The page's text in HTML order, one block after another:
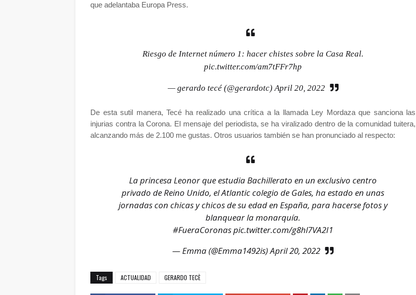
que adelantaba Europa Press.
Riesgo de Internet número 1: hacer chistes sobre la Casa Real.
pic.twitter.com/am7tFFr7hp
— gerardo tecé (@gerardotc)April 20, 2022
De esta sutil manera, Tecé ha realizado una crítica a la llamada Ley Mordaza que sanciona las
injurias contra la Corona. El mensaje del periodista, se ha viralizado dentro de la comunidad tuitera,
alcanzando más de 2.100 me gustas. Otros usuarios también se han pronunciado al respecto:
La princesa Leonor que estudia Bachillerato en un exclusivo centro
privado de Reino Unido, el Atlantic colegio de Gales, ha estado en unas
jornadas con chicas y chicos de su edad en España, para hacerse fotos y
blanquear la monarquía.
#FueraCoronaspic.twitter.com/g8hl7VA2I1
— Emma (@Emma1492is)April 20, 2022
Tags ACTUALIDAD GERARDO TECÈ